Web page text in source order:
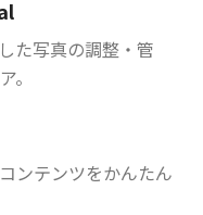
た写真の調整・管
。
ンテンツをかんたん